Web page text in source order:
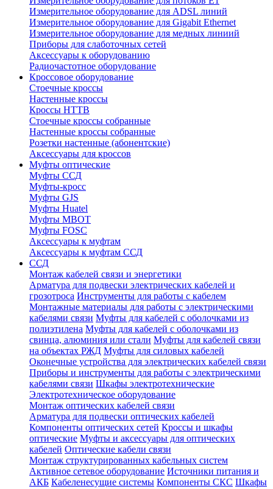
Измерительное оборудование для ADSL линий
Измерительное оборудование для Gigabit Ethernet
Измерительное оборудование для медных линиий
Приборы для слаботочных сетей
Аксессуары к оборудованию
Радиочастотное оборудование
Кроссовое оборудование
Стоечные кроссы
Настенные кроссы
Кроссы HTTB
Стоечные кроссы собранные
Настенные кроссы собранные
Розетки настенные (абонентские)
Аксессуары для кроссов
Муфты оптические
Муфты ССД
Муфты-кросс
Муфты GJS
Муфты Huatel
Муфты МВОТ
Муфты FOSC
Аксессуары к муфтам
Аксессуары к муфтам ССД
ССД
Монтаж кабелей связи и энергетики
Арматура для подвески электрических кабелей и
грозотроса Инструменты для работы с кабелем
Монтажные материалы для работы с электрическими
кабелями связи Муфты для кабелей с оболочками из
полиэтилена Муфты для кабелей с оболочками из
свинца, алюминия или стали Муфты для кабелей связи
на объектах РЖД Муфты для силовых кабелей
Оконечные устройства для электрических кабелей связи
Приборы и инструменты для работы с электрическими
кабелями связи Шкафы электротехнические
Электротехническое оборудование
Монтаж оптических кабелей связи
Арматура для подвески оптических кабелей
Компоненты оптических сетей Кроссы и шкафы
оптические Муфты и аксессуары для оптических
кабелей Оптические кабели связи
Монтаж структурированных кабельных систем
Активное сетевое оборудование Источники питания и
АКБ Кабеленесущие системы Компоненты СКС Шкафы